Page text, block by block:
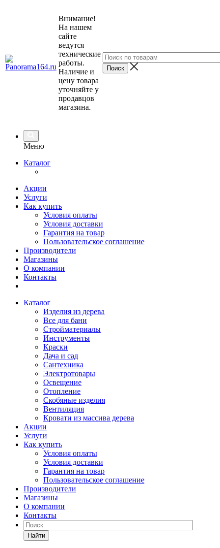
Внимание!
На нашем
сайте
ведутся
технические
работы.
Наличие и
цену товара
уточняйте у
продавцов
магазина.
Меню
Каталог
Акции
Услуги
Как купить
Условия оплаты
Условия доставки
Гарантия на товар
Пользовательское соглашение
Производители
Магазины
О компании
Контакты
Каталог
Изделия из дерева
Все для бани
Стройматериалы
Инструменты
Краски
Дача и сад
Сантехника
Электротовары
Освещение
Отопление
Скобяные изделия
Вентиляция
Кровати из массива дерева
Акции
Услуги
Как купить
Условия оплаты
Условия доставки
Гарантия на товар
Пользовательское соглашение
Производители
Магазины
О компании
Контакты
Найти